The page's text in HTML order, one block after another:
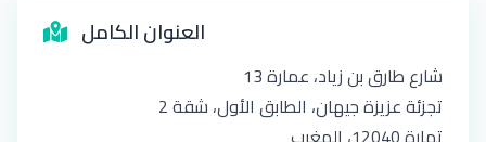
العنوان الكامل
شارع طارق بن زياد، عمارة 13
تجزئة عزيزة جيهان، الطابق الأول، شقة 2